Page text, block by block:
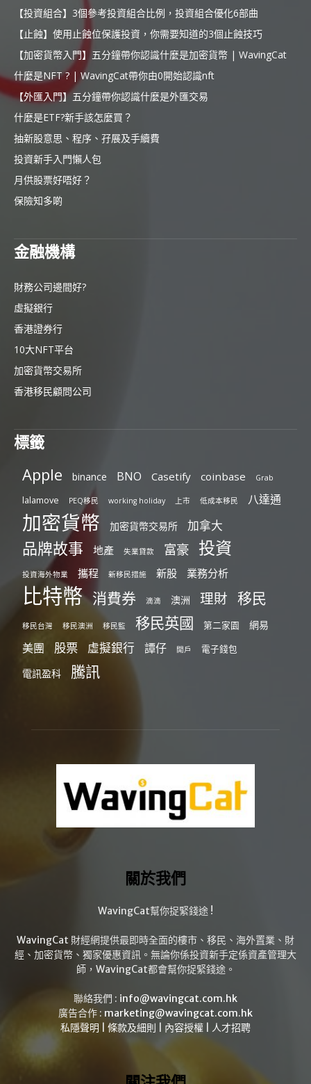
【投資組合】3個參考投資組合比例，投資組合優化6部曲
【止蝕】使用止蝕位保護投資，你需要知道的3個止蝕技巧
【加密貨幣入門】五分鐘帶你認識什麼是加密貨幣 | WavingCat
什麼是NFT ? | WavingCat帶你由0開始認識nft
【外匯入門】五分鐘帶你認識什麼是外匯交易
什麼是ETF?新手該怎麼買？
抽新股意思、程序、孖展及手續費
投資新手入門懶人包
月供股票好唔好？
保險知多啲
金融機構
財務公司邊間好?
虛擬銀行
香港證券行
10大NFT平台
加密貨幣交易所
香港移民顧問公司
標籤
Apple binance BNO Casetify coinbase Grab
lalamove PEQ移民 working holiday 上市 低成本移民 八達通
加密貨幣 加密貨幣交易所 加拿大
品牌故事 地產 失業貸款 富豪 投資
投資海外物業 攜程 新移民措施 新股 業務分析
比特幣 消費券 滴滴 澳洲 理財 移民
移民台灣 移民澳洲 移民監 移民英國 第二家園 網易
美團 股票 虛擬銀行 譚仔 開戶 電子錢包
電訊盈科 騰訊
關於我們
WavingCat幫你捉緊錢途 !
WavingCat 財經網提供最即時全面的樓市、移民、海外置業、財
經、加密貨幣、獨家優惠資訊。無論你係投資新手定係資產管理大
師，WavingCat都會幫你捉緊錢途。
聯絡我們 : info@wavingcat.com.hk
廣告合作 : marketing@wavingcat.com.hk
私隱聲明
條款及細則 內容授權 人才招聘